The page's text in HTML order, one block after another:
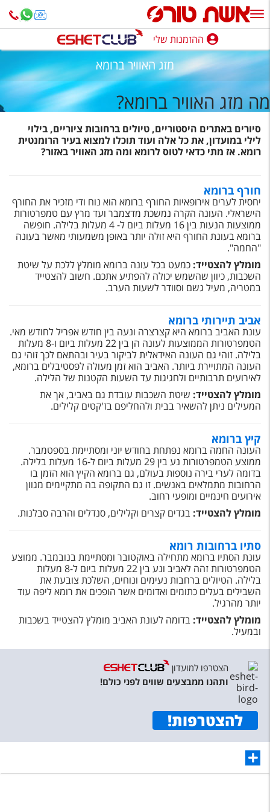
ההזמנות שלי
נופש בארץ
חופשה לפי סגנון
מלונות באילת
טיולים מאורגנים
חבילות נופש
הרגע האחרון
חבילות בריאות וספא
טיסות לחו"ל
Русский
קרוז
מגזין אשת
שירות לקוחות
תקנון
נגישות
עקבו אחרינו
ההזמנות שלי
מזג האוויר ברומא
מה מזג האוויר ברומא?
סיורים באתרים היסטוריים, טיולים ברחובות ציוריים, בילוי
לילי במועדון, את כל אלה ועוד תוכלו למצוא בעיר הרומנטית
רומא. אז מתי כדאי לטוס לרומא ומה מזג האוויר באזור?
חורף ברומא
יחסית לערים אירופאיות החורף ברומא הוא נוח ודי מזכיר את החורף
הישראלי. העונה הקרה נמשכת מדצמבר ועד מרץ עם טמפרטורות
ממוצעות הנעות בין 16 מעלות ביום ל- 4 מעלות בלילה. חופשה
ברומא בעונת החורף היא זולה יותר באופן משמעותי מאשר בעונה
"החמה".
מומלץ להצטייד: כמעט בכל עונה ברומא מומלץ ללכת על שיטת
השכבות, כיוון שהשמש יכולה להפתיע אתכם. חשוב להצטייד
במטריה, מעיל גשם וסוודר לשעות הערב.
אביב תיירותי ברומא
עונת האביב ברומא היא קצרצרה ונעה בין חודש אפריל לחודש מאי.
הטמפרטורות הממוצעות לעונה הן בין 22 מעלות ביום ו-8 מעלות
בלילה. זוהי גם העונה האידאלית לביקור בעיר ובהתאם לכך זוהי גם
העונה המתויירת ביותר. האביב הוא זמן מעולה לפסטיבלים ברומא,
לאירועים תרבותיים ולחגיגות עד השעות הקטנות של הלילה.
מומלץ להצטייד: שיטת השכבות עובדת גם באביב, אך את
המעילים ניתן להשאיר בבית ולהחליפם בז'קטים קלילים.
קיץ ברומא
העונה החמה ברומא נפתחת בחודש יוני ומסתיימת בספטמבר.
ממוצע הטמפרטורות נע בין 29 מעלות ביום ל-16 מעלות בלילה.
בדומה לערי בירה נוספות בעולם, גם ברומא הקיץ הוא הזמן בו
הרחובות מתמלאים באנשים. זו גם התקופה בה מתקיימים מגוון
אירועים חינמיים ומופעי רחוב.
מומלץ להצטייד: בגדים קצרים וקלילים, סנדלים והרבה סבלנות.
סתיו ברחובות רומא
עונת הסתיו ברומא מתחילה באוקטובר ומסתיימת בנובמבר. ממוצע
הטמפרטורות זהה לאביב ונע בין 22 מעלות ביום ל-8 מעלות
בלילה. הטיולים ברחבות נעימים ונוחים, השלכת צובעת את
השבילים בעלים כתומים ואדומים אשר הופכים את רומא ליפה עוד
יותר מהרגיל.
מומלץ להצטייד: בדומה לעונת האביב מומלץ להצטייד בשכבות
ובמעיל.
הצטרפו למועדון
ותהנו ממבצעים שווים לפני כולם!
להצטרפות!